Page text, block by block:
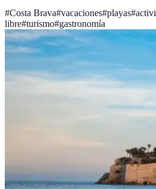
#Costa Brava#vacaciones#playas#
libre#turismo#gastronomía